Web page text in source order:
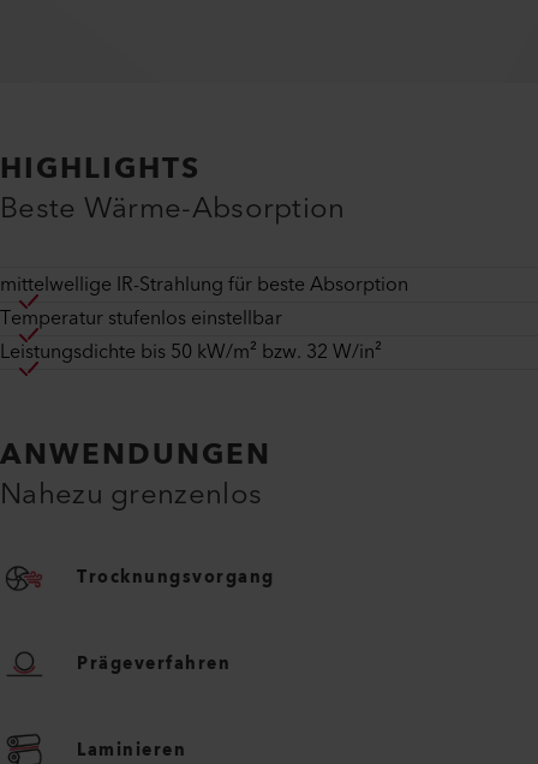
HIGHLIGHTS
Beste Wärme-Absorption
mittelwellige IR-Strahlung für beste Absorption
Temperatur stufenlos einstellbar
Leistungsdichte bis 50 kW/m² bzw. 32 W/in²
ANWENDUNGEN
Nahezu grenzenlos
Trocknungsvorgang
Prägeverfahren
Laminieren